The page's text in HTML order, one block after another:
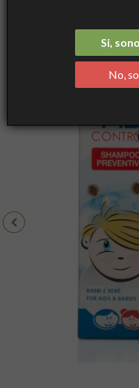
Si,
No,